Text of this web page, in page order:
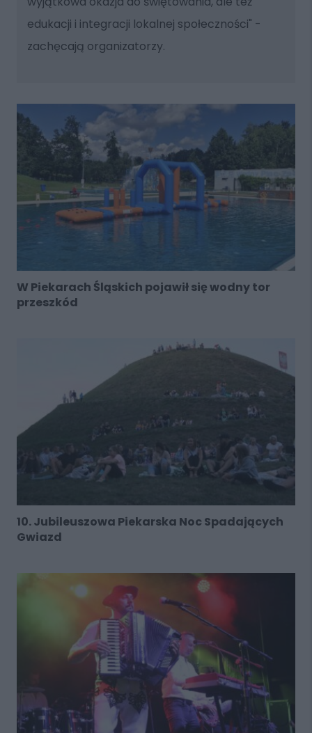
edukacji i integracji lokalnej społeczności" -
zachęcają organizatorzy.
W Piekarach Śląskich pojawił się wodny tor
przeszkód
10. Jubileuszowa Piekarska Noc Spadających
Gwiazd